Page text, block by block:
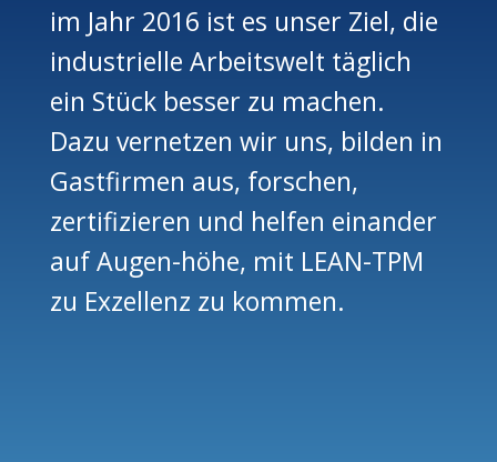
im Jahr 2016 ist es unser Ziel, die
industrielle Arbeitswelt täglich
ein Stück besser zu machen.
Dazu vernetzen wir uns, bilden in
Gastfirmen aus, forschen,
zertifizieren und helfen einander
auf Augen-höhe, mit LEAN-TPM
zu Exzellenz zu kommen.